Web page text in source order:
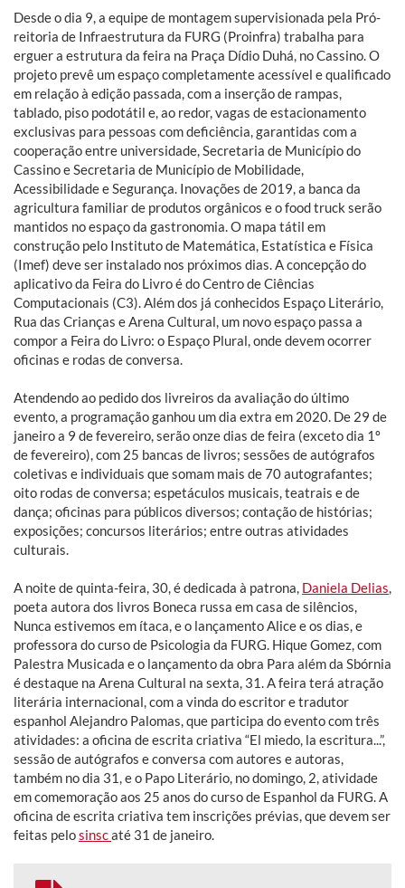
Desde o dia 9, a equipe de montagem supervisionada pela Pró-
reitoria de Infraestrutura da FURG (Proinfra) trabalha para
erguer a estrutura da feira na Praça Dídio Duhá, no Cassino. O
projeto prevê um espaço completamente acessível e qualificado
em relação à edição passada, com a inserção de rampas,
tablado, piso podotátil e, ao redor, vagas de estacionamento
exclusivas para pessoas com deficiência, garantidas com a
cooperação entre universidade, Secretaria de Município do
Cassino e Secretaria de Município de Mobilidade,
Acessibilidade e Segurança. Inovações de 2019, a banca da
agricultura familiar de produtos orgânicos e o food truck serão
mantidos no espaço da gastronomia. O mapa tátil em
construção pelo Instituto de Matemática, Estatística e Física
(Imef) deve ser instalado nos próximos dias. A concepção do
aplicativo da Feira do Livro é do Centro de Ciências
Computacionais (C3). Além dos já conhecidos Espaço Literário,
Rua das Crianças e Arena Cultural, um novo espaço passa a
compor a Feira do Livro: o Espaço Plural, onde devem ocorrer
oficinas e rodas de conversa.
Atendendo ao pedido dos livreiros da avaliação do último
evento, a programação ganhou um dia extra em 2020. De 29 de
janeiro a 9 de fevereiro, serão onze dias de feira (exceto dia 1º
de fevereiro), com 25 bancas de livros; sessões de autógrafos
coletivas e individuais que somam mais de 70 autografantes;
oito rodas de conversa; espetáculos musicais, teatrais e de
dança; oficinas para públicos diversos; contação de histórias;
exposições; concursos literários; entre outras atividades
culturais.
A noite de quinta-feira, 30, é dedicada à patrona, Daniela Delias,
poeta autora dos livros Boneca russa em casa de silêncios,
Nunca estivemos em ítaca, e o lançamento Alice e os dias, e
professora do curso de Psicologia da FURG. Hique Gomez, com
Palestra Musicada e o lançamento da obra Para além da Sbórnia
é destaque na Arena Cultural na sexta, 31. A feira terá atração
literária internacional, com a vinda do escritor e tradutor
espanhol Alejandro Palomas, que participa do evento com três
atividades: a oficina de escrita criativa “El miedo, la escritura...”,
sessão de autógrafos e conversa com autores e autoras,
também no dia 31, e o Papo Literário, no domingo, 2, atividade
em comemoração aos 25 anos do curso de Espanhol da FURG. A
oficina de escrita criativa tem inscrições prévias, que devem ser
feitas pelosinscaté 31 de janeiro.